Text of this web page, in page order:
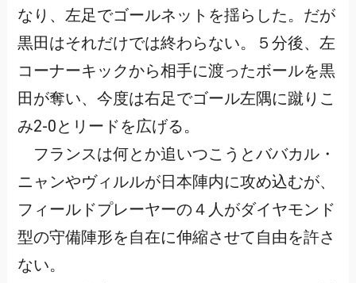
なり、左足でゴールネットを揺らした。だが
黒田はそれだけでは終わらない。５分後、左
コーナーキックから相手に渡ったボールを黒
田が奪い、今度は右足でゴール左隅に蹴りこ
み2-0とリードを広げる。
フランスは何とか追いつこうとババカル・
ニャンやヴィルルが日本陣内に攻め込むが、
フィールドプレーヤーの４人がダイヤモンド
型の守備陣形を自在に伸縮させて自由を許さ
ない。